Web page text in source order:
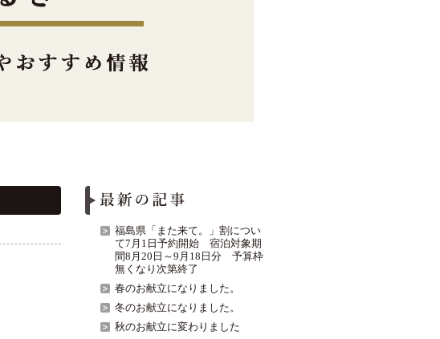
福島県「また来て。」割につい
て7月1日予約開始 宿泊対象期
間8月20日～9月18日分 予算枠
無くなり次第終了
春のお献立になりました。
冬のお献立になりました。
秋のお献立に変わりました